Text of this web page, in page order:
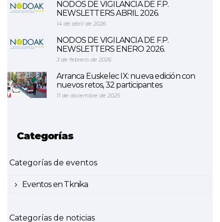
NODOS DE VIGILANCIA DE F.P.
NEWSLETTERS ABRIL 2026.
14 de abril de 2026
NODOS DE VIGILANCIA DE F.P.
NEWSLETTERS ENERO 2026.
3 de febrero de 2026
Arranca Euskelec IX: nueva edición con
nuevos retos, 32 participantes
11 de diciembre de 2025
Categorías
Categorías de eventos
Eventos en Tknika
Categorías de noticias